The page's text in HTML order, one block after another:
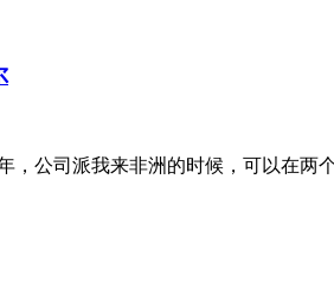
，公司派我来非洲的时候，可以在